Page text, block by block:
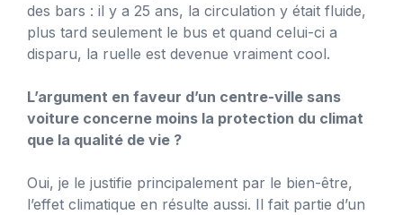
des bars : il y a 25 ans, la circulation y était fluide,
plus tard seulement le bus et quand celui-ci a
disparu, la ruelle est devenue vraiment cool.
L’argument en faveur d’un centre-ville sans
voiture concerne moins la protection du climat
que la qualité de vie ?
Oui, je le justifie principalement par le bien-être,
l’effet climatique en résulte aussi. Il fait partie d’un